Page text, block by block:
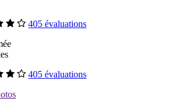
405 évaluations
405 évaluations